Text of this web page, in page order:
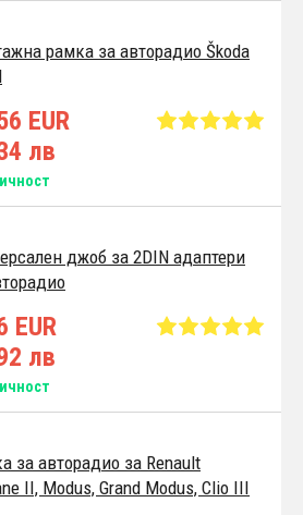
рамка за авторадио Škoda
EUR
лв
джоб за 2DIN адаптери
EUR
лв
за авторадио за Renault
II, Modus, Grand Modus, Clio III